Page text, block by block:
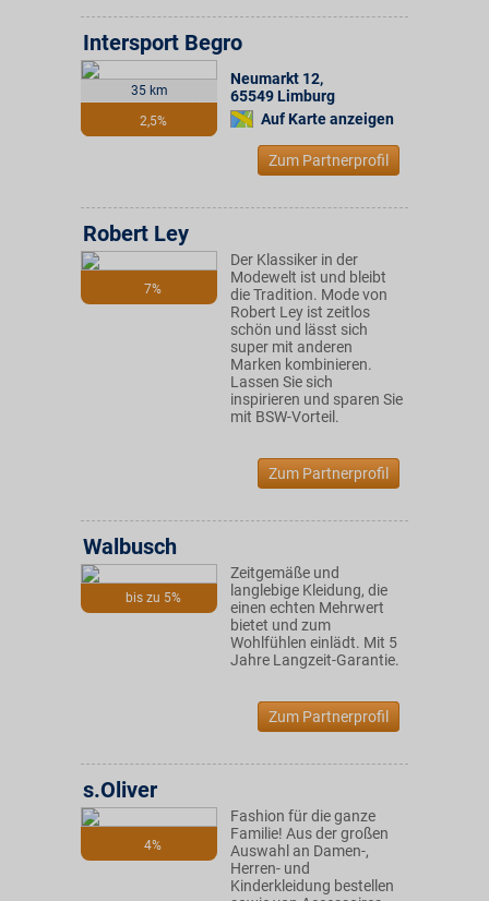
35 km
2,5%
Intersport Begro
Neumarkt 12,
65549 Limburg
Auf Karte anzeigen
Zum Partnerprofil
7%
Robert Ley
Der Klassiker in der
Modewelt ist und bleibt
die Tradition. Mode von
Robert Ley ist zeitlos
schön und lässt sich
super mit anderen
Marken kombinieren.
Lassen Sie sich
inspirieren und sparen Sie
mit BSW-Vorteil.
Zum Partnerprofil
bis zu 5%
Walbusch
Zeitgemäße und
langlebige Kleidung, die
einen echten Mehrwert
bietet und zum
Wohlfühlen einlädt. Mit 5
Jahre Langzeit-Garantie.
Zum Partnerprofil
4%
s.Oliver
Fashion für die ganze
Familie! Aus der großen
Auswahl an Damen-,
Herren- und
Kinderkleidung bestellen